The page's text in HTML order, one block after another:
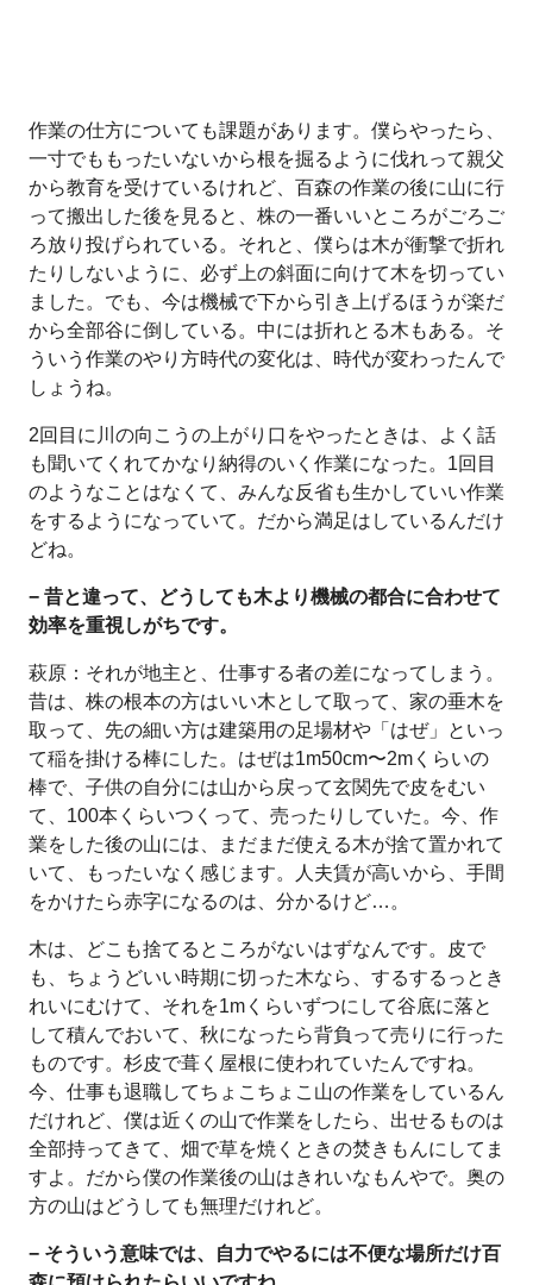
作業の仕方についても課題があります。僕らやったら、
一寸でももったいないから根を掘るように伐れって親父
から教育を受けているけれど、百森の作業の後に山に行
って搬出した後を見ると、株の一番いいところがごろご
ろ放り投げられている。それと、僕らは木が衝撃で折れ
たりしないように、必ず上の斜面に向けて木を切ってい
ました。でも、今は機械で下から引き上げるほうが楽だ
から全部谷に倒している。中には折れとる木もある。そ
ういう作業のやり方時代の変化は、時代が変わったんで
しょうね。
2回目に川の向こうの上がり口をやったときは、よく話
も聞いてくれてかなり納得のいく作業になった。1回目
のようなことはなくて、みんな反省も生かしていい作業
をするようになっていて。だから満足はしているんだけ
どね。
− 昔と違って、どうしても木より機械の都合に合わせて
効率を重視しがちです。
萩原：それが地主と、仕事する者の差になってしまう。
昔は、株の根本の方はいい木として取って、家の垂木を
取って、先の細い方は建築用の足場材や「はぜ」といっ
て稲を掛ける棒にした。はぜは1m50cm〜2mくらいの
棒で、子供の自分には山から戻って玄関先で皮をむい
て、100本くらいつくって、売ったりしていた。今、作
業をした後の山には、まだまだ使える木が捨て置かれて
いて、もったいなく感じます。人夫賃が高いから、手間
をかけたら赤字になるのは、分かるけど…。
木は、どこも捨てるところがないはずなんです。皮で
も、ちょうどいい時期に切った木なら、するするっとき
れいにむけて、それを1mくらいずつにして谷底に落と
して積んでおいて、秋になったら背負って売りに行った
ものです。杉皮で葺く屋根に使われていたんですね。
今、仕事も退職してちょこちょこ山の作業をしているん
だけれど、僕は近くの山で作業をしたら、出せるものは
全部持ってきて、畑で草を焼くときの焚きもんにしてま
すよ。だから僕の作業後の山はきれいなもんやで。奥の
方の山はどうしても無理だけれど。
− そういう意味では、自力でやるには不便な場所だけ百